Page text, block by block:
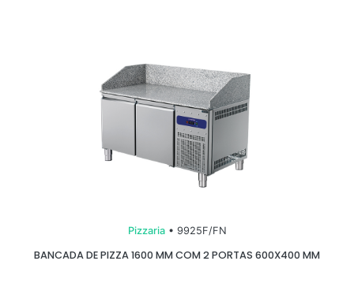
Pizzaria• 9925F/FN
BANCADA DE PIZZA 1600 MM COM 2 PORTAS 600X400 MM